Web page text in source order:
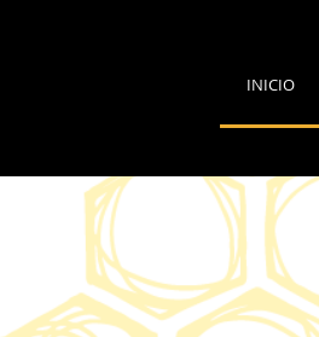
INICIO